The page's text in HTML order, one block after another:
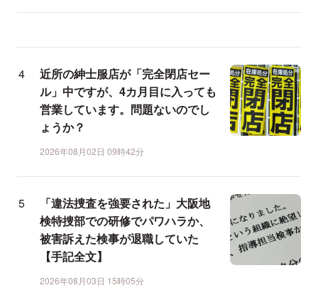
近所の紳士服店が「完全閉店セー
ル」中ですが、4カ月目に入っても
営業しています。問題ないのでし
ょうか？
2026年08月02日 09時42分
「違法捜査を強要された」大阪地
検特捜部での研修でパワハラか、
被害訴えた検事が退職していた
【手記全文】
2026年08月03日 15時05分